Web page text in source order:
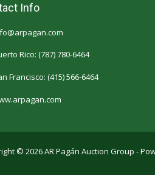
Info
Rico: (787) 780-6464
Francisco: (415) 566-6464
© 2026 AR Pagán Auction Group -